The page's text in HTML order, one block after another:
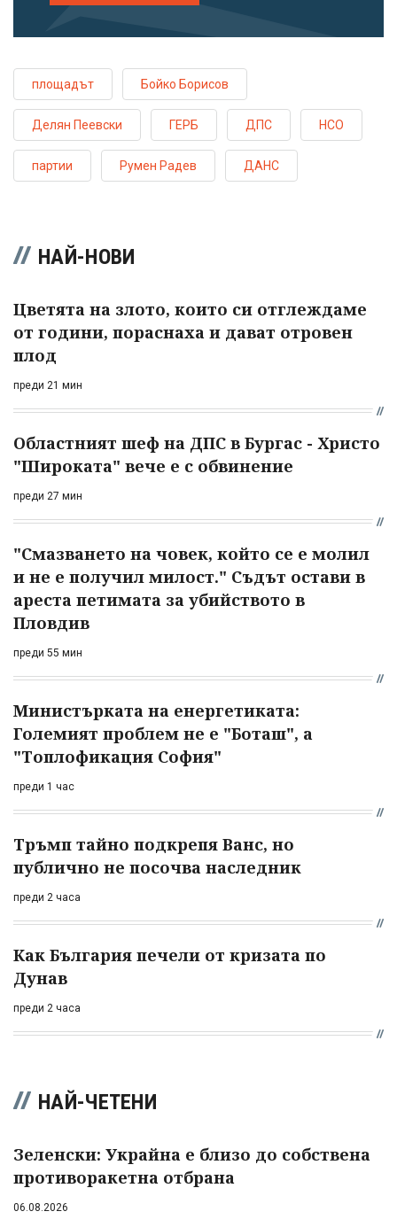
площадът Бойко Борисов
Делян Пеевски ГЕРБ ДПС НСО
партии Румен Радев ДАНС
НАЙ-НОВИ
Цветята на злото, които си отглеждаме
от години, пораснаха и дават отровен
плод
преди 21 мин
Областният шеф на ДПС в Бургас - Христо
"Широката" вече е с обвинение
преди 27 мин
"Смазването на човек, който се е молил
и не е получил милост." Съдът остави в
ареста петимата за убийството в
Пловдив
преди 55 мин
Министърката на енергетиката:
Големият проблем не е "Боташ", а
"Топлофикация София"
преди 1 час
Тръмп тайно подкрепя Ванс, но
публично не посочва наследник
преди 2 часа
Как България печели от кризата по
Дунав
преди 2 часа
НАЙ-ЧЕТЕНИ
Зеленски: Украйна е близо до собствена
противоракетна отбрана
06.08.2026